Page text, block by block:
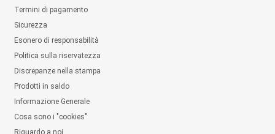
Termini di pagamento
Sicurezza
Esonero di responsabilità
Politica sulla riservatezza
Discrepanze nella stampa
Prodotti in saldo
Informazione Generale
Cosa sono i "cookies"
Riguardo a noi